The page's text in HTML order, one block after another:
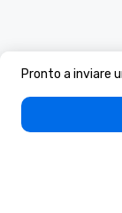
Pronto a inviare